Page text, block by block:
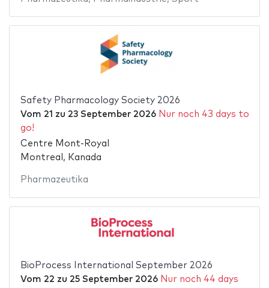
Safety Pharmacology Society 2026
Vom 21 zu 23 September 2026 Nur noch 43 days to
go!
Centre Mont-Royal
Montreal, Kanada
Pharmazeutika
BioProcess International September 2026
Vom 22 zu 25 September 2026 Nur noch 44 days